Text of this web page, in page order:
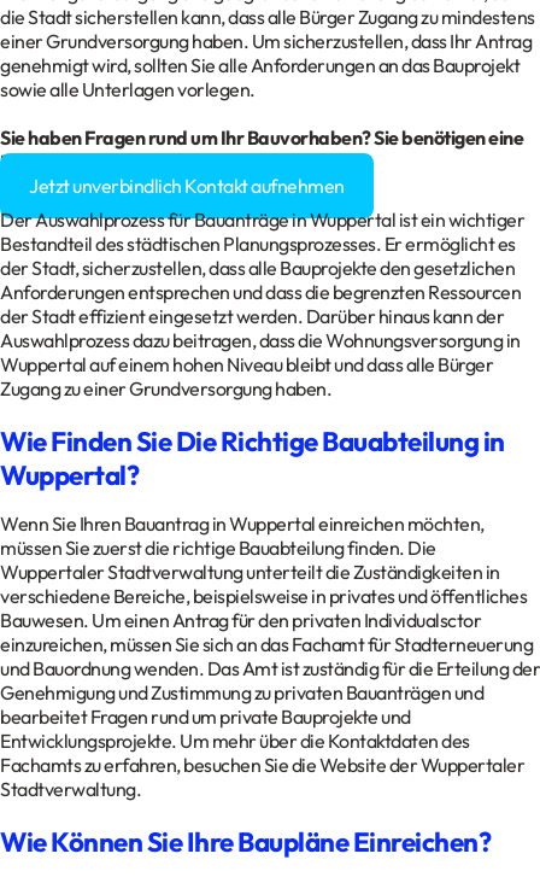
die Stadt sicherstellen kann, dass alle Bürger Zugang zu mindestens
einer Grundversorgung haben. Um sicherzustellen, dass Ihr Antrag
genehmigt wird, sollten Sie alle Anforderungen an das Bauprojekt
sowie alle Unterlagen vorlegen.
Sie haben Fragen rund um IhrBauvorhaben? Sie benötigen eine
Baugenehmigung?
Jetzt unverbindlich Kontakt aufnehmen
Der Auswahlprozess für Bauanträge in Wuppertal ist ein wichtiger
Bestandteil des städtischen Planungsprozesses. Er ermöglicht es
der Stadt, sicherzustellen, dass alle Bauprojekte den gesetzlichen
Anforderungen entsprechen und dass die begrenzten Ressourcen
der Stadt effizient eingesetzt werden. Darüber hinaus kann der
Auswahlprozess dazu beitragen, dass die Wohnungsversorgung in
Wuppertal auf einem hohen Niveau bleibt und dass alle Bürger
Zugang zu einer Grundversorgung haben.
Wie Finden Sie Die Richtige Bauabteilung in
Wuppertal?
Wenn Sie Ihren Bauantrag in Wuppertal einreichen möchten,
müssen Sie zuerst die richtige Bauabteilung finden. Die
Wuppertaler Stadtverwaltung unterteilt die Zuständigkeiten in
verschiedene Bereiche, beispielsweise in privates und öffentliches
Bauwesen. Um einen Antrag für den privaten Individualsctor
einzureichen, müssen Sie sich an das Fachamt für Stadterneuerung
und Bauordnung wenden. Das Amt ist zuständig für die Erteilung der
Genehmigung und Zustimmung zu privaten Bauanträgen und
bearbeitet Fragen rund um private Bauprojekte und
Entwicklungsprojekte. Um mehr über die Kontaktdaten des
Fachamts zu erfahren, besuchen Sie die Website der Wuppertaler
Stadtverwaltung.
Wie Können Sie Ihre Baupläne Einreichen?